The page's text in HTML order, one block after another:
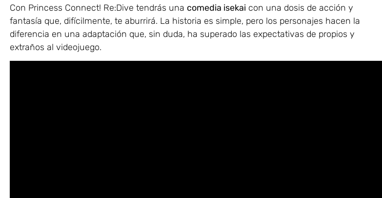
Con Princess Connect! Re:Dive tendrás una comedia isekai con una dosis de acción y
fantasía que, difícilmente, te aburrirá. La historia es simple, pero los personajes hacen la
diferencia en una adaptación que, sin duda, ha superado las expectativas de propios y
extraños al videojuego.